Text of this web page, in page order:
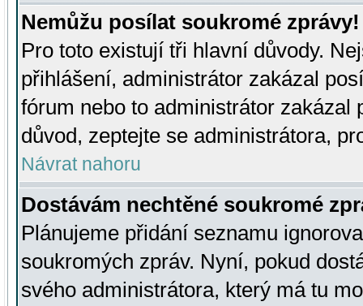
Nemůžu posílat soukromé zprávy!
Pro toto existují tři hlavní důvody.
přihlášení, administrátor zakázal
fórum nebo to administrátor zakázal
důvod, zeptejte se administrátora,
Návrat nahoru
Dostávám nechtěné soukromé
Plánujeme přidání seznamu
soukromých zpráv. Nyní, pokud
svého administrátora, který má tu